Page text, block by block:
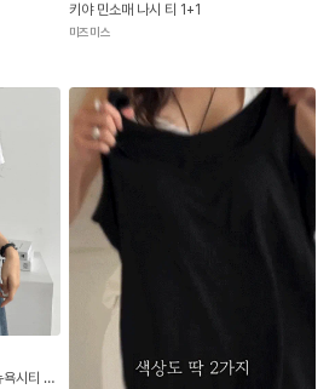
키야 민소매 나시 티 1+1
미즈미스
🌃특가템/허리잘록🌃 [3color] 뉴욕시티 슬림핏 반팔티